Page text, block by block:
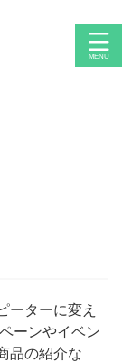
ーターに変え
ーンやイベン
品の紹介な